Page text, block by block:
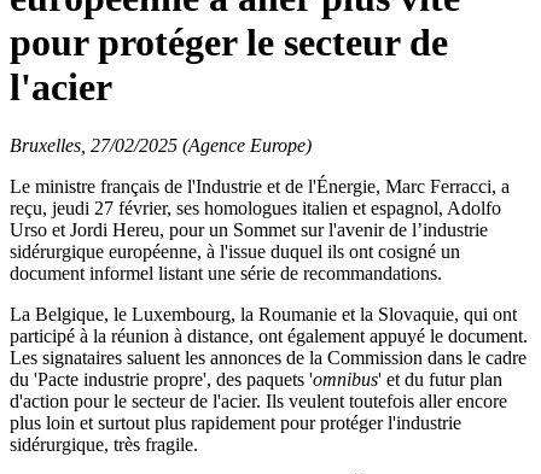
pour protéger le secteur de
l'acier
Bruxelles, 27/02/2025 (Agence Europe)
Le ministre français de l'Industrie et de l'Énergie, Marc Ferracci, a
reçu, jeudi 27 février, ses homologues italien et espagnol, Adolfo
Urso et Jordi Hereu, pour un Sommet sur l'avenir de l’industrie
sidérurgique européenne, à l'issue duquel ils ont cosigné un
document informel listant une série de recommandations.
La Belgique, le Luxembourg, la Roumanie et la Slovaquie, qui ont
participé à la réunion à distance, ont également appuyé le document.
Les signataires saluent les annonces de la Commission dans le cadre
du 'Pacte industrie propre', des paquets 'omnibus' et du futur plan
d'action pour le secteur de l'acier. Ils veulent toutefois aller encore
plus loin et surtout plus rapidement pour protéger l'industrie
sidérurgique, très fragile.